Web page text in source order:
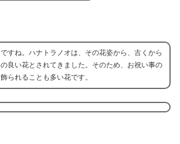
すね。ハナトラノオは、その花姿から、古くから
良い花とされてきました。そのため、お祝い事の
られることも多い花です。